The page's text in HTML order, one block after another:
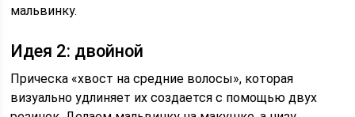
мальвинку.
Идея 2: двойной
Прическа «хвост на средние волосы», которая
визуально удлиняет их создается с помощью двух